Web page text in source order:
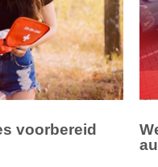
voorbereid